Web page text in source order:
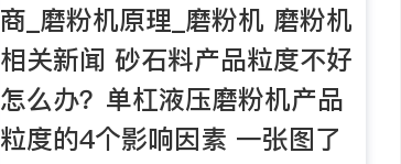
商_磨粉机原理_磨粉机 磨粉机
相关新闻 砂石料产品粒度不好
怎么办？单杠液压磨粉机产品
粒度的4个影响因素 一张图了